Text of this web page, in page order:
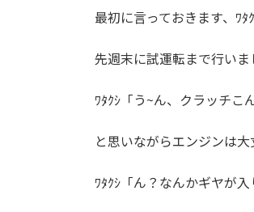
最初に言っておきます、ﾜﾀ
先週末に試運転まで行い
ﾜﾀｸｼ「う~ん、クラッチこ
と思いながらエンジンは
ﾜﾀｸｼ「ん？なんかギヤが入